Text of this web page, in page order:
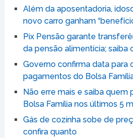
Além da aposentadoria,
novo carro ganham
Pix Pensão garante
da pensão alimentícia; saiba
Governo confirma data para
pagamentos do Bolsa
Não erre mais e saiba quem
Bolsa Família nos últimos 5
Gás de cozinha sobe de
confira quanto